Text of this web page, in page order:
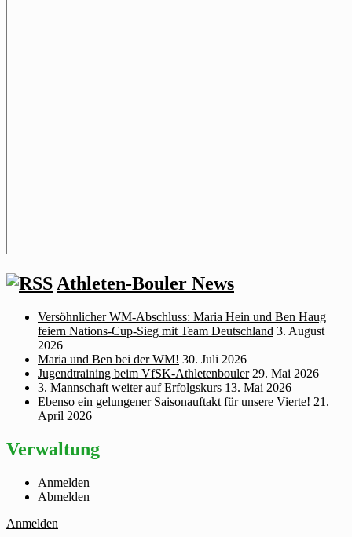
Athleten-Bouler News
Versöhnlicher WM‑Abschluss: Maria Hein und Ben Haug
feiern Nations‑Cup‑Sieg mit Team Deutschland 3. August
2026
Maria und Ben bei der WM! 30. Juli 2026
Jugendtraining beim VfSK-Athletenbouler 29. Mai 2026
3. Mannschaft weiter auf Erfolgskurs 13. Mai 2026
Ebenso ein gelungener Saisonauftakt für unsere Vierte! 21.
April 2026
Verwaltung
Anmelden
Abmelden
Anmelden